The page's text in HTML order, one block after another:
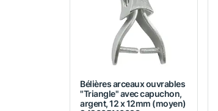
Bélières arceaux ouvrables
"Triangle" avec capuchon,
argent, 12 x 12mm (moyen)